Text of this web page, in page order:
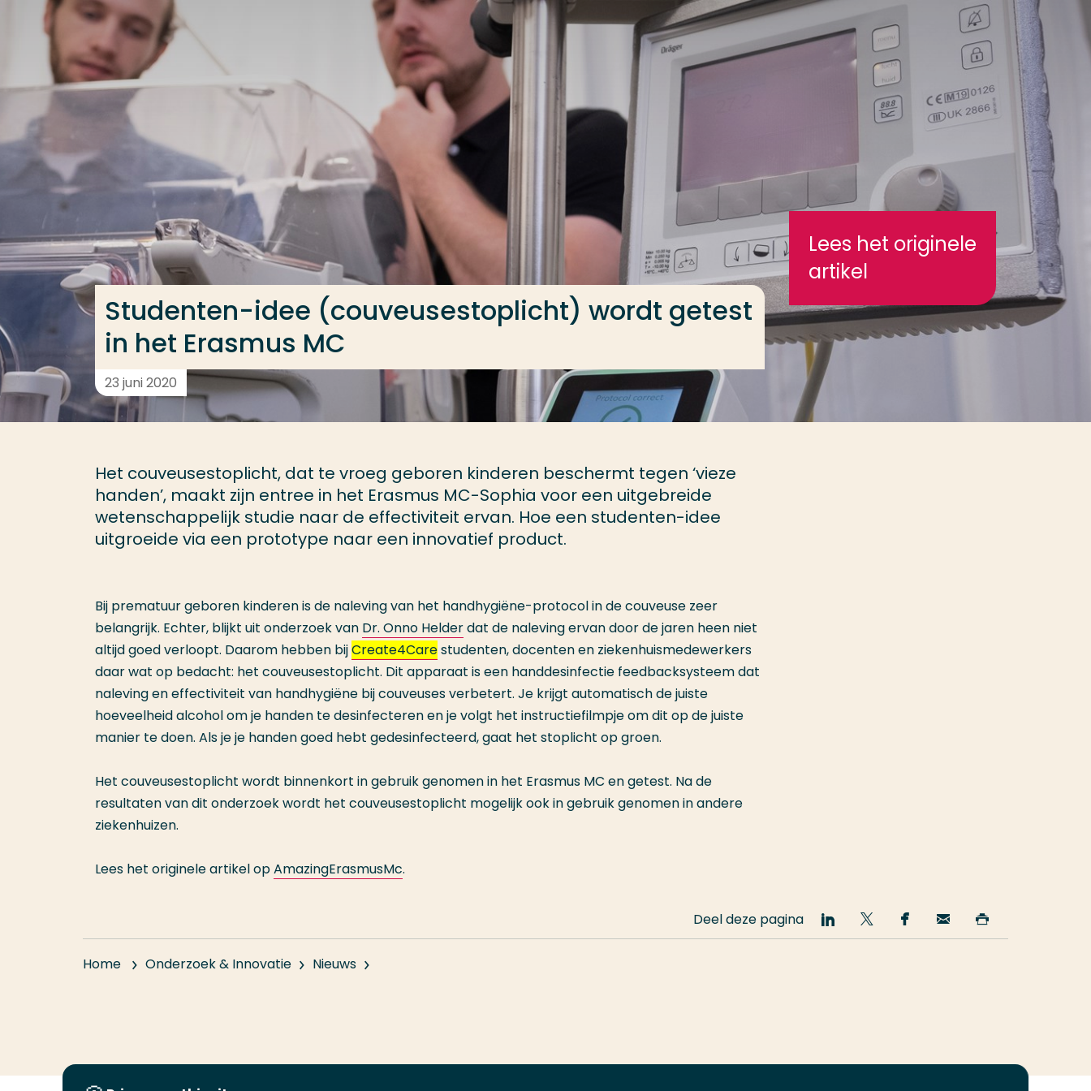
Ga direct naar de content
Studenten-idee (couveusestoplicht) wordt getest
in het Erasmus MC
23 juni 2020
Het couveusestoplicht, dat te vroeg geboren kinderen beschermt tegen ‘vieze
handen’, maakt zijn entree in het Erasmus MC-Sophia voor een uitgebreide
wetenschappelijk studie naar de effectiviteit ervan. Hoe een studenten-idee
uitgroeide via een prototype naar een innovatief product.
Lees het originele
artikel
Bij prematuur geboren kinderen is de naleving van het handhygiëne-protocol in de couveuse zeer
belangrijk. Echter, blijkt uit onderzoek van Dr. Onno Helderdat de naleving ervan door de jaren heen niet
altijd goed verloopt. Daarom hebben bijCreate4Carestudenten, docenten en ziekenhuismedewerkers
daar wat op bedacht: het couveusestoplicht. Dit apparaat is een handdesinfectie feedbacksysteem dat
naleving en effectiviteit van handhygiëne bij couveuses verbetert. Je krijgt automatisch de juiste
hoeveelheid alcohol om je handen te desinfecteren en je volgt het instructiefilmpje om dit op de juiste
manier te doen. Als je je handen goed hebt gedesinfecteerd, gaat het stoplicht op groen.
Het couveusestoplicht wordt binnenkort in gebruik genomen in het Erasmus MC en getest. Na de
resultaten van dit onderzoek wordt het couveusestoplicht mogelijk ook in gebruik genomen in andere
ziekenhuizen.
Lees het originele artikel opAmazingErasmusMc.
Home Onderzoek & Innovatie Nieuws
Deel deze pagina
Deel
op
Deel
op
Deel
op
Email
deze deze
Veel gezocht
Opleiding
Contact